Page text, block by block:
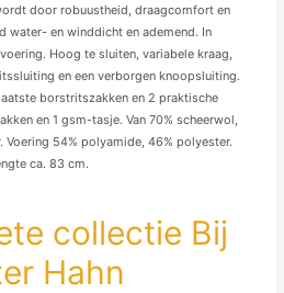
door robuustheid, draagcom­fort en
water- en winddicht en ademend. In
Hoog te sluiten, variabele kraag,
en een verborgen knoop­slui­ting.
borstritszakken en 2 praktische
en 1 gsm-tasje. Van 70% scheerwol,
Voering 54% polyamide, 46% polyester.
ca. 83 cm.
collectie Bij
Hahn